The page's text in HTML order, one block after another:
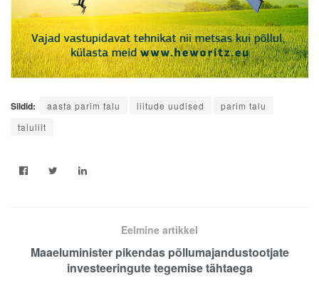
Sildid: aasta parim talu liitude uudised
parim talu
taluliit
Eelmine artikkel
Maaeluminister pikendas põllumajandustootjate
investeeringute tegemise tähtaega